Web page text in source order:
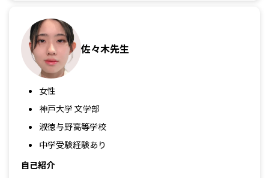
佐々木先生
女性
神戸大学 文学部
淑徳与野高等学校
中学受験経験あり
自己紹介